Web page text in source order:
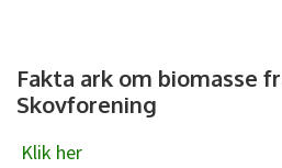
Fakta ark om biomasse
Skovforening
Klik her